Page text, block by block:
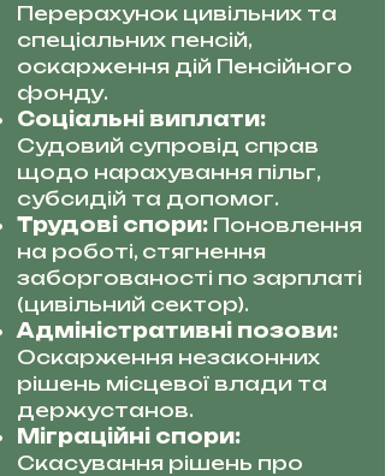
Перерахунок цивільних та
спеціальних пенсій,
оскарження дій Пенсійного
фонду.
Соціальні виплати:
Судовий супровід справ
щодо нарахування пільг,
субсидій та допомог.
Трудові спори: Поновлення
на роботі, стягнення
заборгованості по зарплаті
(цивільний сектор).
Адміністративні позови:
Оскарження незаконних
рішень місцевої влади та
держустанов.
Міграційні спори:
Скасування рішень про